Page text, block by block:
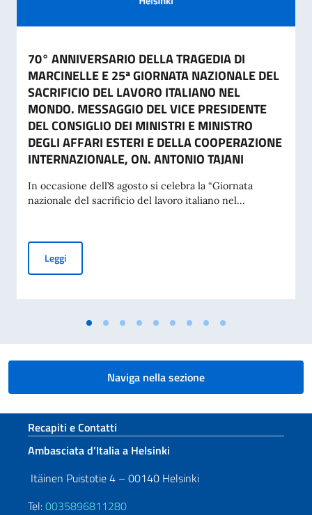
70° ANNIVERSARIO DELLA TRAGEDIA DI
MARCINELLE E 25ª GIORNATA NAZIONALE DEL
SACRIFICIO DEL LAVORO ITALIANO NEL
MONDO. MESSAGGIO DEL VICE PRESIDENTE
DEL CONSIGLIO DEI MINISTRI E MINISTRO
DEGLI AFFARI ESTERI E DELLA COOPERAZIONE
INTERNAZIONALE, ON. ANTONIO TAJANI
In occasione dell’8 agosto si celebra la “Giornata
nazionale del sacrificio del lavoro italiano nel...
Leggi70° ANNIVERSARIO DELLA TRAGEDIA DI MARCINELLE E
Naviga nella sezione
Sezione footer
Recapiti e Contatti
Ambasciata d’Italia a Helsinki
Itäinen Puistotie 4 – 00140 Helsinki
Tel:0035896811280